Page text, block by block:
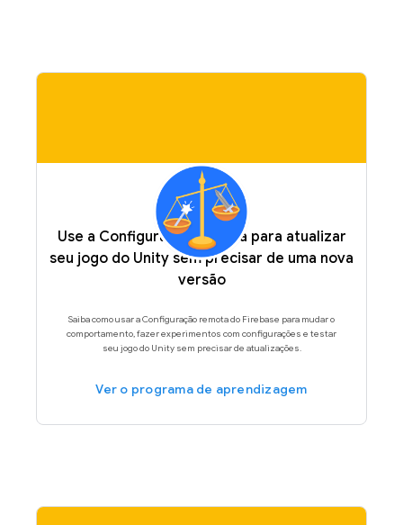
Use a Configuração remota para atualizar
seu jogo do Unity sem precisar de uma nova
versão
Saiba como usar a Configuração remota do Firebase para mudar o
comportamento, fazer experimentos com configurações e testar
seu jogo do Unity sem precisar de atualizações.
Ver o programa de aprendizagem